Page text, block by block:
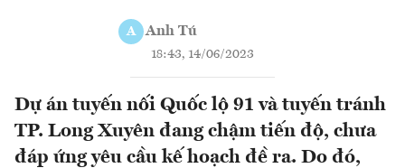
A Anh Tú
18:43, 14/06/2023
Dự án tuyến nối Quốc lộ 91 và tuyến tránh
TP. Long Xuyên đang chậm tiến độ, chưa
đáp ứng yêu cầu kế hoạch đề ra. Do đó,